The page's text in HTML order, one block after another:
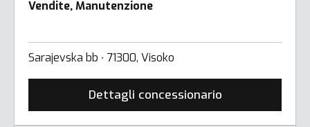
Vendite, Manutenzione
Sarajevska bb ∙ 71300, Visoko
Dettagli concessionario